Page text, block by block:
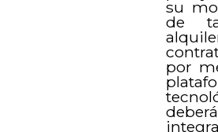
su
de
por